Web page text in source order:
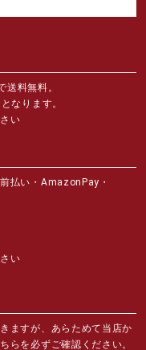
料無料。
なります。
い
払い・AmazonPay・
い
ますが、あらためて当店か
らを必ずご確認ください。